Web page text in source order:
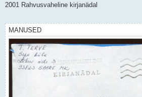
s
u
s
2001 Rahvusvaheline kirjanädal
MANUSED